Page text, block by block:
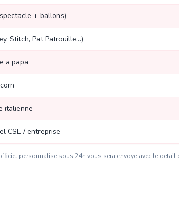
+ ballons)
Stitch, Pat Patrouille...)
a papa
italienne
CSE / entreprise
personnalise sous 24h vous sera envoye avec le